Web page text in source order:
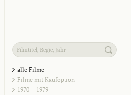
alle Filme
Filme mit Kaufoption
1970 – 1979